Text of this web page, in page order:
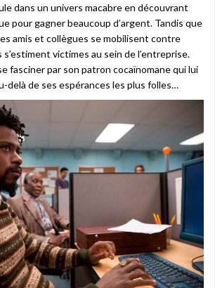
dans un univers macabre en découvrant
pour gagner beaucoup d’argent. Tandis que
amis et collègues se mobilisent contre
victimes au sein de l’entreprise.
fasciner par son patron cocaïnomane qui lui
delà de ses espérances les plus folles…